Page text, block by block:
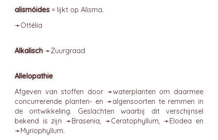
alismóides = lijkt op Alisma.
➛Ottélia
Alkalisch ➛Zuurgraad
Allelopathie
Afgeven van stoffen door ➛waterplanten om daarmee
concurrerende planten- en ➛algensoorten te remmen in
de ontwikkeling. Geslachten waarbij dit verschijnsel
bekend is zijn ➛Brasenia, ➛Ceratophyllum, ➛Elodea en
➛Myriophyllum.